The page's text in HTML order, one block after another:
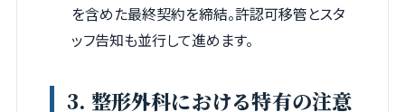
を含めた最終契約を締結。許認可移管とスタ
ッフ告知も並行して進めます。
3. 整形外科における特有の注意